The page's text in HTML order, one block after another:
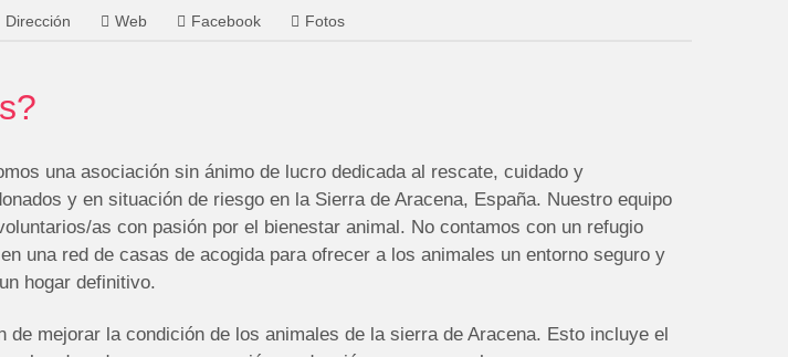
Dirección Web Facebook Fotos
una asociación sin ánimo de lucro dedicada al rescate, cuidado y
y en situación de riesgo en la Sierra de Aracena, España. Nuestro equipo
as con pasión por el bienestar animal. No contamos con un refugio
una red de casas de acogida para ofrecer a los animales un entorno seguro y
hogar definitivo.
de mejorar la condición de los animales de la sierra de Aracena. Esto incluye el